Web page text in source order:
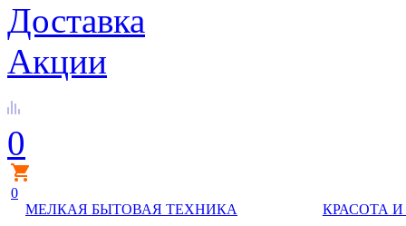
Доставка
Акции
0
0
МЕЛКАЯ БЫТОВАЯ ТЕХНИКА
КРАСОТА И